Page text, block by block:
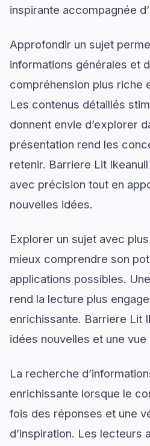
inspirante accompagnée
Approfondir un sujet
informations générales et
compréhension plus riche
Les contenus détaillés
donnent envie d’explorer
présentation rend les
retenir. Barriere Lit
avec précision tout en
nouvelles idées.
Explorer un sujet avec
mieux comprendre son
applications possibles.
rend la lecture plus
enrichissante. Barriere Lit
idées nouvelles et une
La recherche
enrichissante lorsque le
fois des réponses et une
d’inspiration. Les lecteurs